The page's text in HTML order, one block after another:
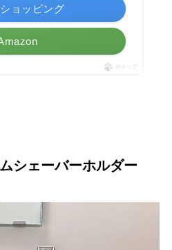
ョッピング
ポチップ
シェーバーホルダー